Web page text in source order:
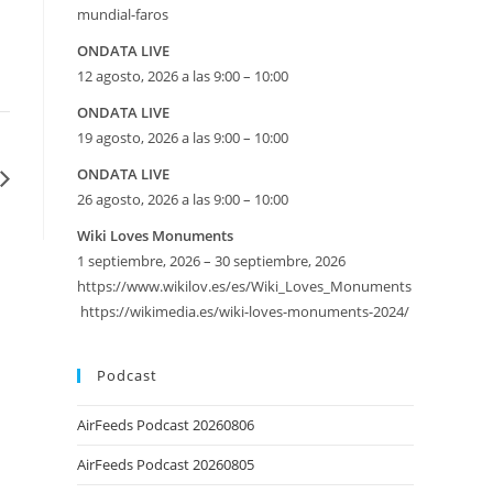
mundial-faros
ONDATA LIVE
12 agosto, 2026 a las 9:00 – 10:00
ONDATA LIVE
19 agosto, 2026 a las 9:00 – 10:00
ONDATA LIVE
26 agosto, 2026 a las 9:00 – 10:00
Wiki Loves Monuments
1 septiembre, 2026 – 30 septiembre, 2026
https://www.wikilov.es/es/Wiki_Loves_Monuments
https://wikimedia.es/wiki-loves-monuments-2024/
Podcast
AirFeeds Podcast 20260806
AirFeeds Podcast 20260805